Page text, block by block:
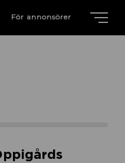
För annonsörer